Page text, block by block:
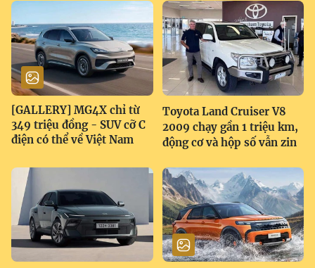
[GALLERY] MG4X chỉ từ
349 triệu đồng - SUV cỡ C
điện có thể về Việt Nam
Toyota Land Cruiser V8
2009 chạy gần 1 triệu km,
động cơ và hộp số vẫn zin